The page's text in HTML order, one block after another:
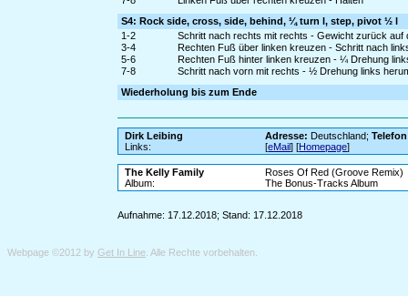
S4: Rock side, cross, side, behind, ¼ turn l, step, pivot ½ l
1-2
Schritt nach rechts mit rechts - Gewicht zurück auf
3-4
Rechten Fuß über linken kreuzen - Schritt nach
5-6
Rechten Fuß hinter linken kreuzen - ¼ Drehung
7-8
Schritt nach vorn mit rechts - ½ Drehung links
Wiederholung bis zum Ende
Dirk Leibing Adresse: Deutschland;
Links:
[eMail] [Homepage]
The Kelly Family
Roses Of Red (Groove Remix)
Album:
The Bonus-Tracks Album
Aufnahme: 17.12.2018; Stand: 17.12.2018
Webpage ©2012 by Get In Line . Alle Rechte vorbehalten.